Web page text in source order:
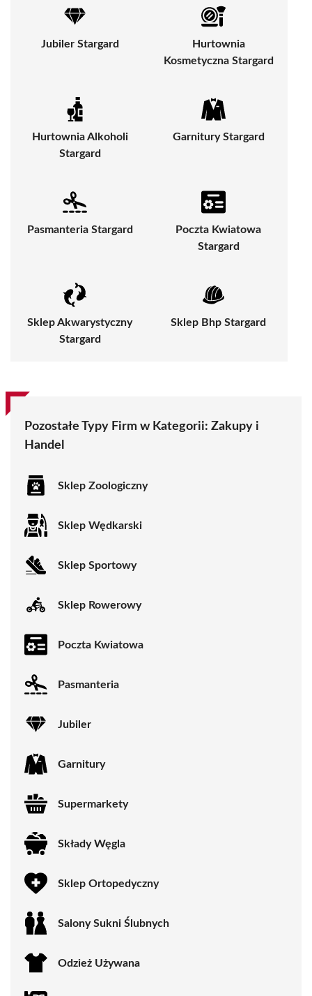
Jubiler Stargard
Hurtownia
Kosmetyczna Stargard
Hurtownia Alkoholi
Stargard
Garnitury Stargard
Pasmanteria Stargard
Poczta Kwiatowa
Stargard
Sklep Akwarystyczny
Stargard
Sklep Bhp Stargard
Pozostałe Typy Firm w Kategorii: Zakupy i
Handel
Sklep Zoologiczny
Sklep Wędkarski
Sklep Sportowy
Sklep Rowerowy
Poczta Kwiatowa
Pasmanteria
Jubiler
Garnitury
Supermarkety
Składy Węgla
Sklep Ortopedyczny
Salony Sukni Ślubnych
Odzież Używana